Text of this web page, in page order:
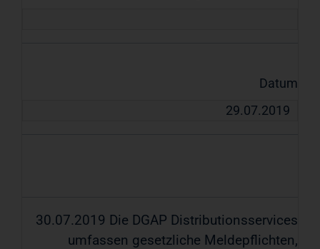
Datum
29.07.2019
30.07.2019 Die DGAP Distributionsservices
umfassen gesetzliche Meldepflichten,